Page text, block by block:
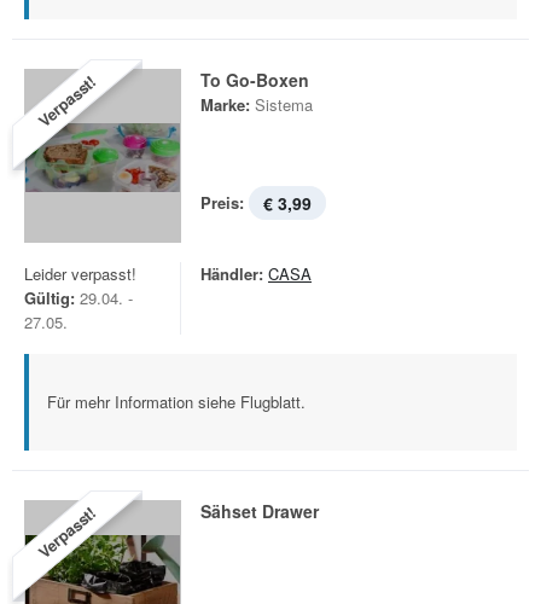
Verpasst! To Go-Boxen
Marke: Sistema
Preis: € 3,99
Leider verpasst!
Gültig: 29.04. -
27.05.
Händler: CASA
Für mehr Information siehe Flugblatt.
Verpasst! Sähset Drawer